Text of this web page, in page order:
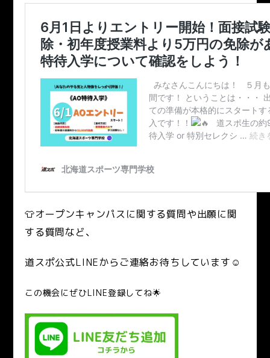
👕オープンキャンパスに関する質問や出願に関
する質問など、
道スポ公式LINEからご連絡お待ちしています☺
この機会にぜひLINE登録してね🌟